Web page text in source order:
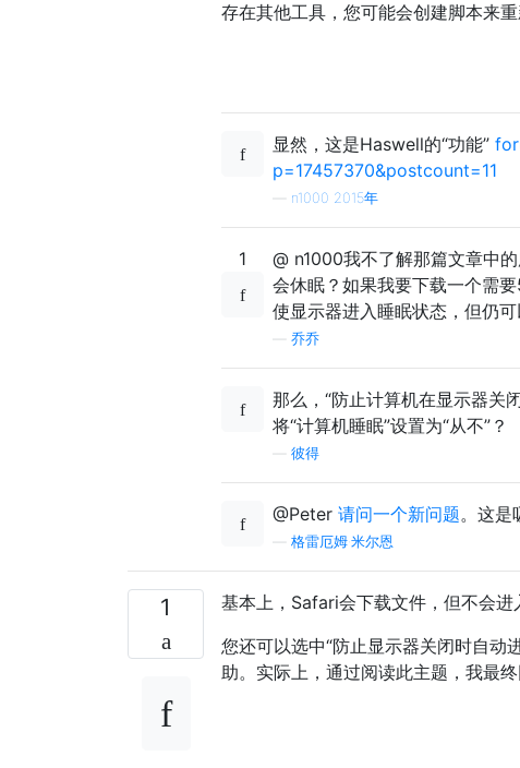
存在其他工具，您可能会创建脚本来重
显然，这是Haswell的“功能”
p=17457370&postcount=11
n1000 2015年
1
@ n1000我不了解那篇文章中
会休眠？如果我要下载一个需
使显示器进入睡眠状态，但仍
乔乔
那么，“防止计算机在显示器关
将“计算机睡眠”设置为“从不”？
彼得
@Peter 请问一个新问题。这是
格雷厄姆·米尔恩
1
基本上，Safari会下载文件，但不会进
您还可以选中“防止显示器关闭时自动
助。实际上，通过阅读此主题，我最终